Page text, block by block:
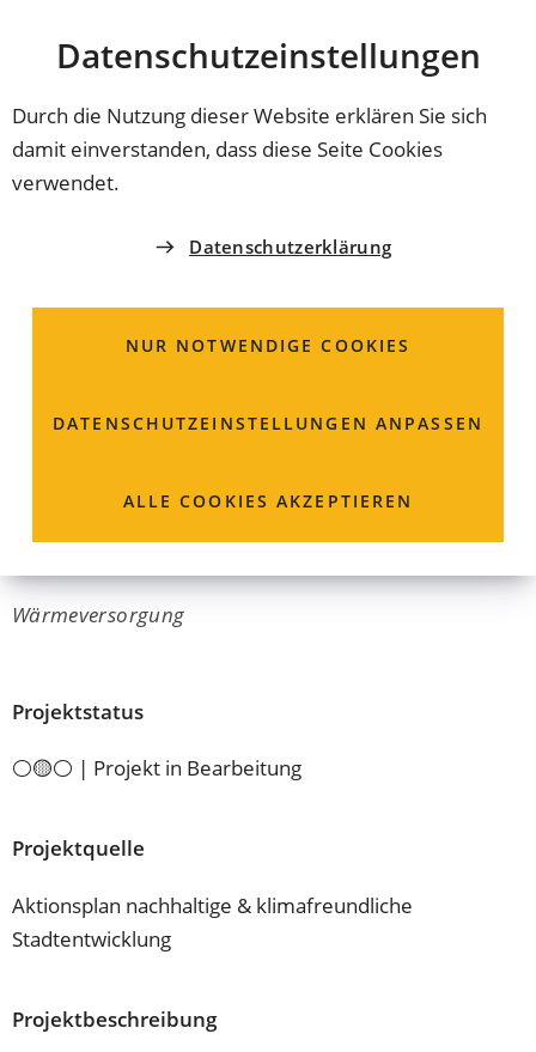
Datenschutz­einstellungen
Durch die Nutzung dieser Website erklären Sie sich
damit einverstanden, dass diese Seite Cookies
verwendet.
Datenschutzerklärung
NUR NOTWENDIGE COOKIES
DATENSCHUTZ­EINSTELLUNGEN ANPASSEN
ALLE COOKIES AKZEPTIEREN
INHALT ANSPRINGEN
Coburg
Auskopplung
Fernwärme Neuses
Wärmeversorgung
Projektstatus
⚪🟡⚪ | Projekt in Bearbeitung
Projektquelle
Aktionsplan nachhaltige & klimafreundliche
Stadtentwicklung
Projektbeschreibung